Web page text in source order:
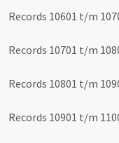
Records 10601 t/m
Records 10701 t/m
Records 10801 t/m
Records 10901 t/m